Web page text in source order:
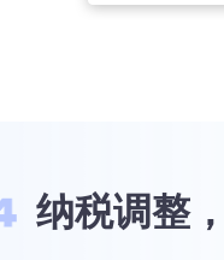
纳税调整